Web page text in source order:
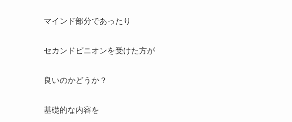
マインド部分であったり
セカンドピニオンを受けた方が
良いのかどうか？
基礎的な内容を